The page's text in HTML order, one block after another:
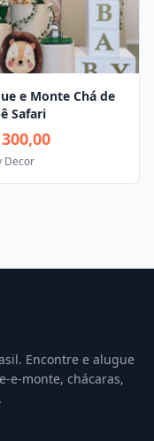
e Monte Chá de
Safari
Decor
Encontre e alugue
e-monte, chácaras,